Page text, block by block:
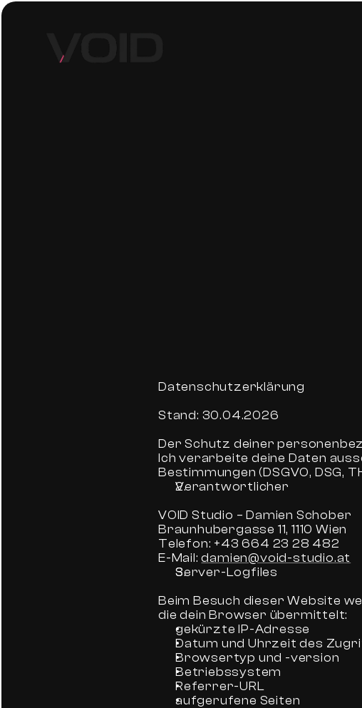
Datenschutzerklärung
Stand: 30.04.2026
Der Schutz deiner
Ich verarbeite deine Daten
Bestimmungen (DSGVO, DSG,
Verantwortlicher
VOID Studio – Damien Schober
Braunhubergasse 11, 1110 Wien
Telefon: +43 664 23 28 482
E-Mail: damien@void-studio.at
Server-Logfiles
Beim Besuch dieser Website
die dein Browser übermittelt:
gekürzte IP-Adresse
Datum und Uhrzeit des
Browsertyp und -version
Betriebssystem
Referrer-URL
aufgerufene Seiten